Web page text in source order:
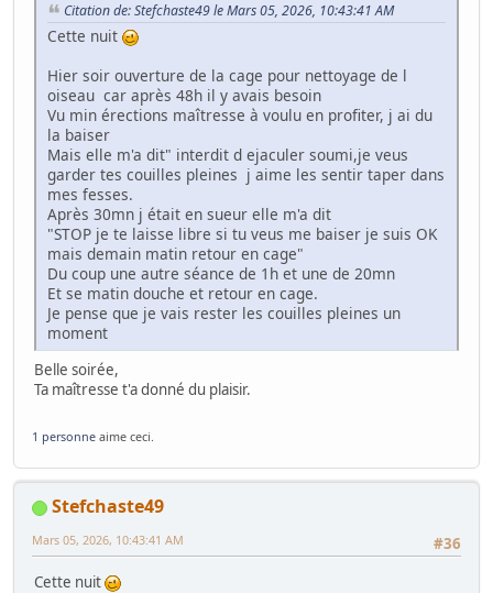
Citation de: Stefchaste49 le Mars 05, 2026, 10:43:41 AM
Cette nuit
Hier soir ouverture de la cage pour nettoyage de l
oiseau car après 48h il y avais besoin
Vu min érections maîtresse à voulu en profiter, j ai du
la baiser
Mais elle m'a dit" interdit d ejaculer soumi,je veus
garder tes couilles pleines j aime les sentir taper dans
mes fesses.
Après 30mn j était en sueur elle m'a dit
"STOP je te laisse libre si tu veus me baiser je suis OK
mais demain matin retour en cage"
Du coup une autre séance de 1h et une de 20mn
Et se matin douche et retour en cage.
Je pense que je vais rester les couilles pleines un
moment
Belle soirée,
Ta maîtresse t'a donné du plaisir.
1 personne aime ceci.
Stefchaste49
#36
Mars 05, 2026, 10:43:41 AM
Cette nuit